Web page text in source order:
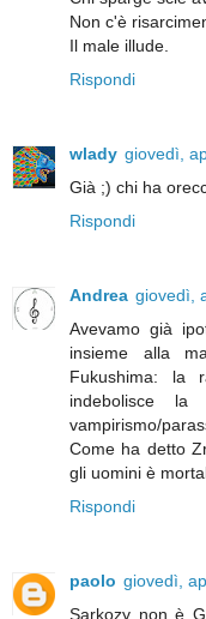
Non c'è
Il male illude.
Rispondi
wlady giovedì,
Già ;) chi ha
Rispondi
Andrea giovedì,
Avevamo già
insieme alla
Fukushima: la
indebolisce
vampirismo/
Come ha detto
gli uomini è
Rispondi
paolo giovedì,
Sarkozy non è